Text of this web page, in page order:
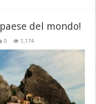
del mondo!
0 1,174